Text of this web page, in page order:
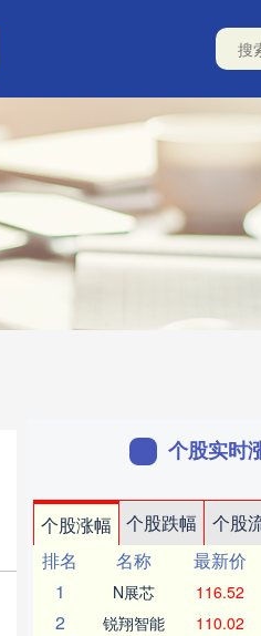
个股实时
个股涨幅 个股跌幅 个股
排名
名称 最新价
1
N展芯 116.52
2 锐翔智能 110.02